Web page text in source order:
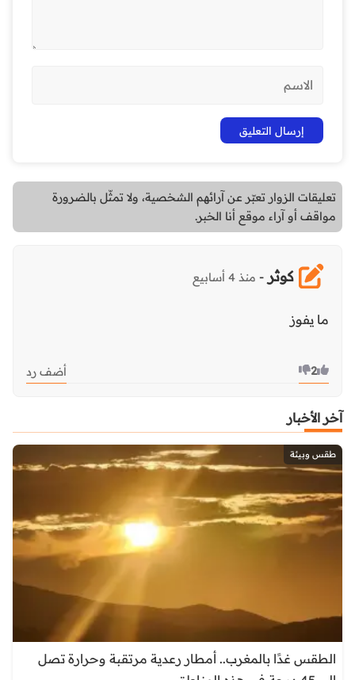
تعليقات الزوار تعبّر عن آرائهم الشخصية، ولا تمثّل بالضرورة
مواقف أو آراء موقع أنا الخبر.
كوثر - منذ 4 أسابيع
ما يفوز
2 أضف رد
آخر الأخبار
طقس وبيئة
الطقس غدًا بالمغرب.. أمطار رعدية مرتقبة وحرارة تصل